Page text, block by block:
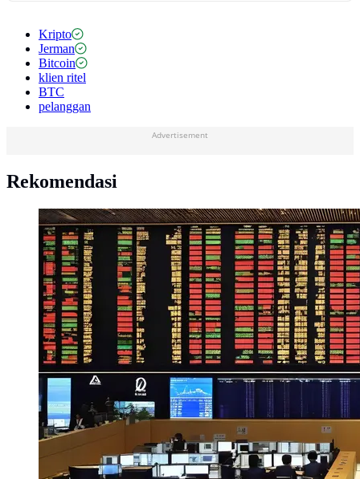
Kripto
Jerman
Bitcoin
klien ritel
BTC
pelanggan
Advertisement
Rekomendasi